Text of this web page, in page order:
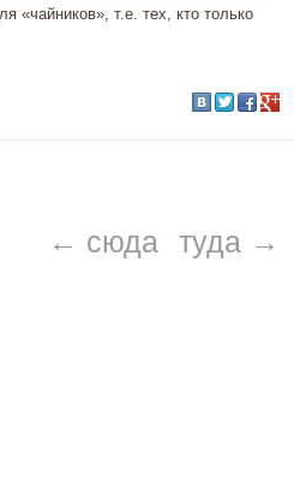
«чайников», т.е. тех, кто только
← сюда туда →